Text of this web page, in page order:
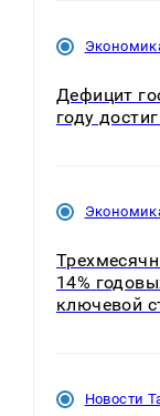
Дефицит
году
14%
ключевой
Новости